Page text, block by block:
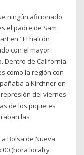
ningún aficionado
el padre de Sam
en "El halcón
con el mayor
Dentro de California
como la región con
a Kirchner en
del viernes
de los piquetes
las
Bolsa de Nueva
(hora local) y